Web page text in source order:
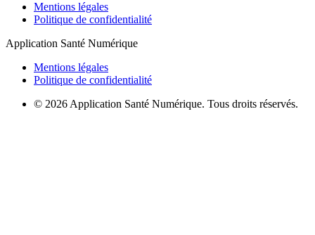
Mentions légales
Politique de confidentialité
Application Santé Numérique
Mentions légales
Politique de confidentialité
© 2026 Application Santé Numérique. Tous droits réservés.